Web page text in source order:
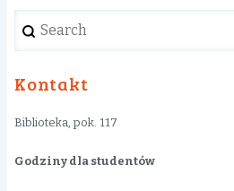
Search
Kontakt
Biblioteka, pok. 117
Godziny dla studentów